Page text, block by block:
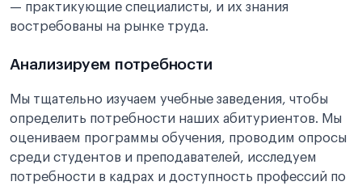
— практикующие специалисты, и их знания
востребованы на рынке труда.
Анализируем потребности
Мы тщательно изучаем учебные заведения, чтобы
определить потребности наших абитуриентов. Мы
оцениваем программы обучения, проводим опросы
среди студентов и преподавателей, исследуем
потребности в кадрах и доступность профессий по